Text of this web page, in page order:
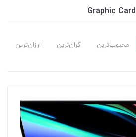
محبوب‌ترین گران‌ترین ارزان‌ترین